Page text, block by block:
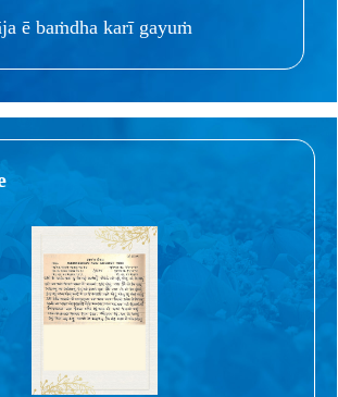
ē baṁdha karī gayuṁ